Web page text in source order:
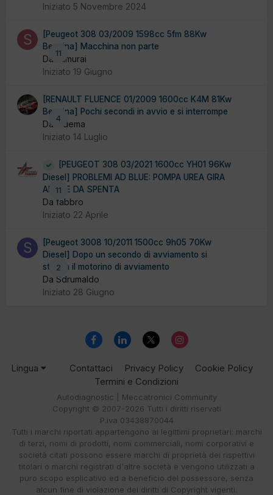
Iniziato 5 Novembre 2024
11
[Peugeot 308 03/2009 1598cc 5fm 88Kw
Benzina] Macchina non parte
Da samurai
Iniziato 19 Giugno
4
[RENAULT FLUENCE 01/2009 1600cc K4M 81Kw
Benzina] Pochi secondi in avvio e si interrompe
Da ludema
Iniziato 14 Luglio
11
[PEUGEOT 308 03/2021 1600cc YH01 96Kw
Diesel] PROBLEMI AD BLUE: POMPA UREA GIRA
ANCHE DA SPENTA
Da fabbro
Iniziato 22 Aprile
2
[Peugeot 3008 10/2011 1500cc 9h05 70Kw
Diesel] Dopo un secondo di avviamento si
stacca il motorino di avviamento
Da Sdrumaldo
Iniziato 28 Giugno
Lingua Contattaci Privacy Policy
Cookie Policy
Termini e Condizioni
Autodiagnostic | Meccatronici Community
Copyright © 2007-2026 Tutti i diritti riservati
P.iva 03438870044
Tutti i marchi riportati appartengono ai legittimi proprietari; marchi
di terzi, nomi di prodotti, nomi commerciali, nomi corporativi e
società citati possono essere marchi di proprietà dei rispettivi
titolari o marchi registrati d'altre società e vengono utilizzati a
puro scopo esplicativo ed a beneficio del possessore, senza
alcun fine di violazione dei diritti di Copyright vigenti.